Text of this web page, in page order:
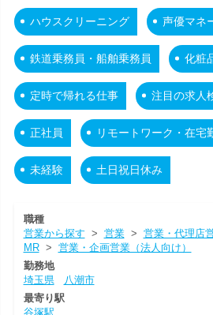
ハウスクリーニング 声優マネ
鉄道乗務員・船舶乗務員 化粧
定時で帰れる仕事 注目の求人
正社員 リモートワーク・在宅
未経験 土日祝日休み
職種
営業から探す > 営業> 営業・代理店
MR> 営業・企画営業（法人向け）
勤務地
埼玉県
八潮市
最寄り駅
谷塚駅